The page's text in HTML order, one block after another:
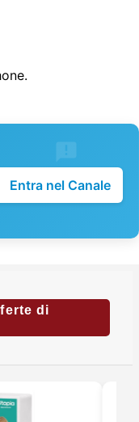
Entra nel Canale